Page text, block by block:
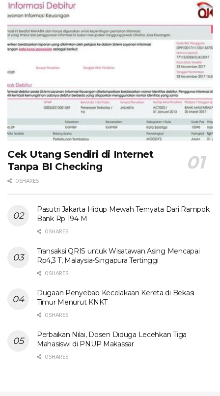
Cek Utang Sendiri di Internet
Tanpa BI Checking
0 SHARES
Pasutri Jakarta Hidup Mewah Ternyata Dari Rampok
Bank Rp 194 M
0 SHARES
Transaksi QRIS untuk Wisatawan Asing Mencapai
Rp4,3 T, Malaysia-Singapura Tertinggi
0 SHARES
Dugaan Penyebab Kecelakaan Kereta di Bekasi
Timur Menurut KNKT
0 SHARES
Perbaikan Nilai, Dosen Diduga Lecehkan Tiga
Mahasiswi di PNUP Makassar
0 SHARES